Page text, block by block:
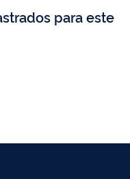
para este